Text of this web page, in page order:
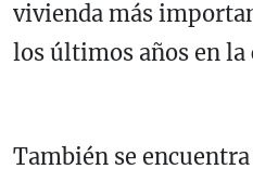
vivienda más
los últimos años en la
También se